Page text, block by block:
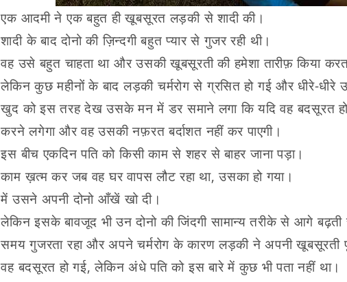
एक आदमी ने एक बहुत ही खूबसूरत लड़की से शादी की।
शादी के बाद दोनो की ज़िन्दगी बहुत प्यार से गुजर रही थी।
वह उसे बहुत चाहता था और उसकी खूबसूरती की हमेशा तारीफ़ किया
लेकिन कुछ महीनों के बाद लड़की चर्मरोग से ग्रसित हो गई और धीरे-धीरे
खुद को इस तरह देख उसके मन में डर समाने लगा कि यदि वह बदसूरत
करने लगेगा और वह उसकी नफ़रत बर्दाशत नहीं कर पाएगी।
इस बीच एकदिन पति को किसी काम से शहर से बाहर जाना पड़ा।
काम ख़त्म कर जब वह घर वापस लौट रहा था, उसका हो गया।
में उसने अपनी दोनो आँखें खो दी।
लेकिन इसके बावजूद भी उन दोनो की जिंदगी सामान्य तरीके से आगे बढ़ती
समय गुजरता रहा और अपने चर्मरोग के कारण लड़की ने अपनी खूबसूरती
वह बदसूरत हो गई, लेकिन अंधे पति को इस बारे में कुछ भी पता नहीं था।